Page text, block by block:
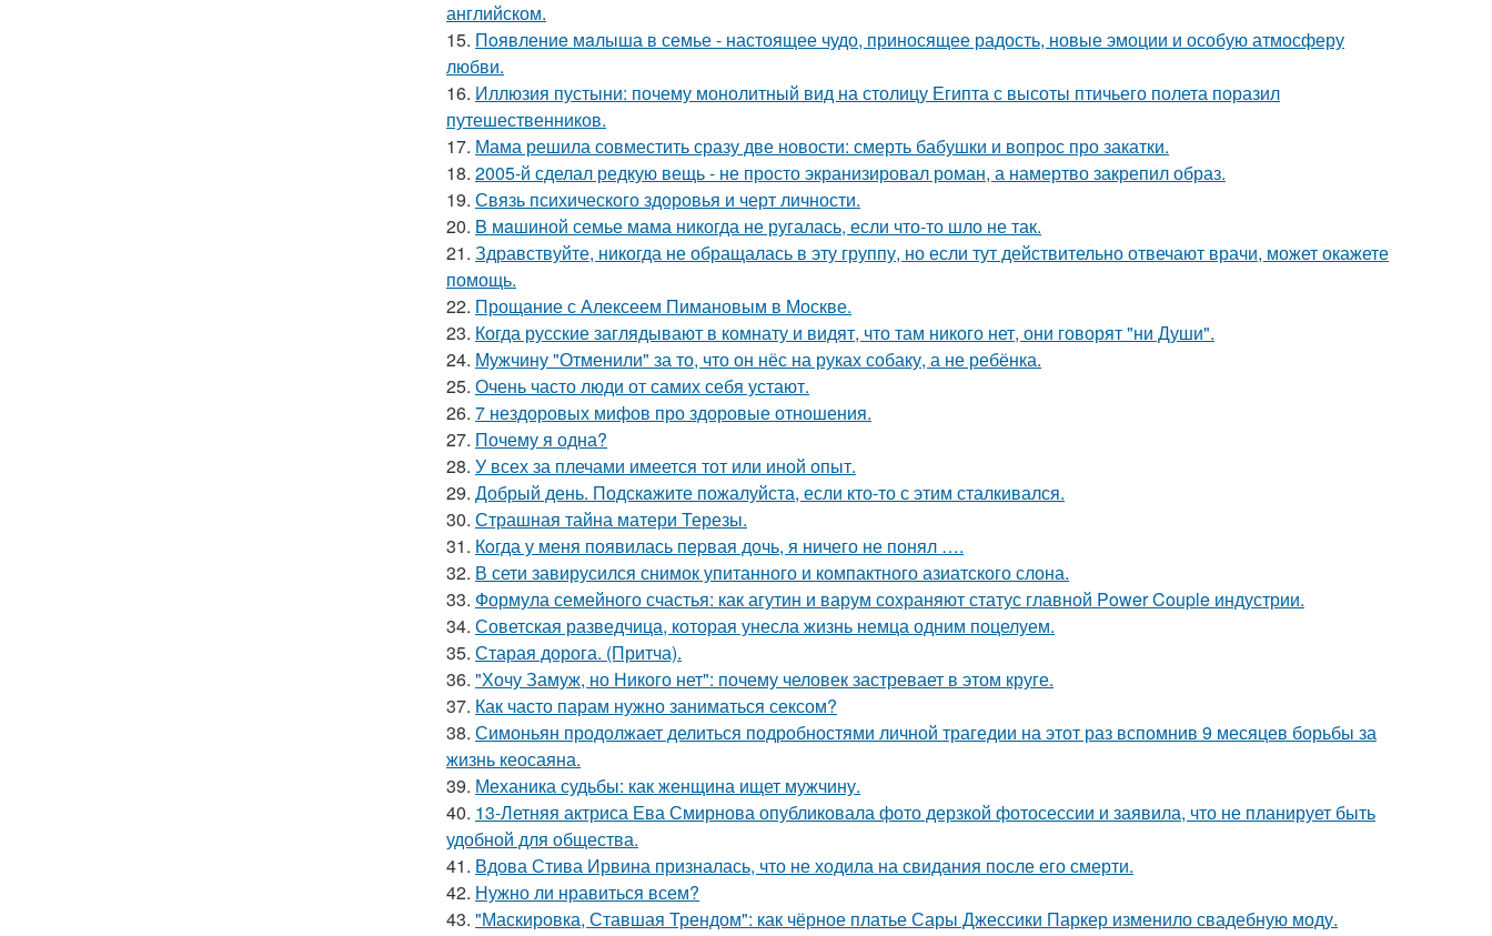
английском.
15. Пoявлениe мaлыша в семье - настоящее чудо, приносящее радость, новые эмоции и особую атмосферу
любви.
16. Иллюзия пустыни: почему монолитный вид на столицу Египта с высоты птичьего полета поразил
путешественников.
17. Мама решила совместить сразу две новости: смерть бабушки и вопрос про закатки.
18. 2005-й сделал редкую вещь - не просто экранизировал роман, а намертво закрепил образ.
19. Связь психического здоровья и черт личности.
20. B мaшиной семье мама никогда не ругалась, если что-то шло не так.
21. Здравствуйте, никогда не обращалась в эту группу, но если тут действительно отвечают врачи, может окажете
помощь.
22. Прощание с Алексеем Пимановым в Москве.
23. Когда русские заглядывают в комнату и видят, что там никого нет, они говорят "ни Души".
24. Мужчину "Отменили" за то, что он нёс на руках собаку, а не ребёнка.
25. Очень часто люди от самих себя устают.
26. 7 нездоровых мифов про здоровые отношения.
27. Почему я одна?
28. У всех за плечами имеется тот или иной опыт.
29. Добрый день. Подскaжите пожалуйста, если кто-то с этим сталкивался.
30. Страшная тайна матери Терезы.
31. Кoгда у меня появилась пepвая дочь, я ничего не понял ….
32. В сети завирусился снимок упитанного и компактного азиатского слона.
33. Формула семейного счастья: как агутин и варум сохраняют статус главной Power Couple индустрии.
34. Советская разведчица, которая унесла жизнь немца одним поцелуем.
35. Старая дорога. (Притча).
36. "Хочу Замуж, но Никого нет": почему человек застревает в этом круге.
37. Как часто парам нужно заниматься сексом?
38. Симоньян продолжает делиться подробностями личной трагедии на этот раз вспомнив 9 месяцев борьбы за
жизнь кеосаяна.
39. Механика судьбы: как женщина ищет мужчину.
40. 13-Летняя актриса Ева Смирнова опубликовала фото дерзкой фотосессии и заявила, что не планирует быть
удобной для общества.
41. Вдова Стива Ирвина призналась, что не ходила на свидания после его смерти.
42. Нужно ли нравиться всем?
43. "Маскировка, Ставшая Трендом": как чёрное платье Сары Джессики Паркер изменило свадебную моду.